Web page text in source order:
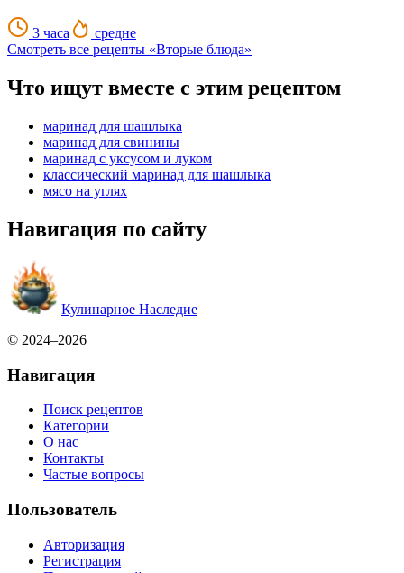
3 часа
средне
Смотреть все рецепты «Вторые блюда»
Что ищут вместе с этим рецептом
маринад для шашлыка
маринад для свинины
маринад с уксусом и луком
классический маринад для шашлыка
мясо на углях
Навигация по сайту
Кулинарное Наследие
© 2024–2026
Навигация
Поиск рецептов
Категории
О нас
Контакты
Частые вопросы
Пользователь
Авторизация
Регистрация